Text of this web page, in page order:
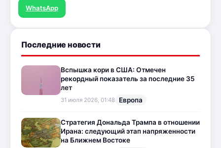
WhatsApp
Последние новости
Вспышка кори в США: Отмечен
рекордный показатель за последние 35
лет
31 июля 2026, 01:48 Европа
Стратегия Дональда Трампа в отношении
Ирана: следующий этап напряженности
на Ближнем Востоке